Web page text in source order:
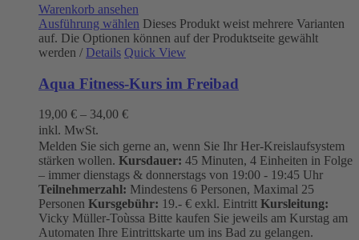
Warenkorb ansehen
Ausführung wählen Dieses Produkt weist mehrere Varianten
auf. Die Optionen können auf der Produktseite gewählt
werden / Details Quick View
Aqua Fitness-Kurs im Freibad
19,00 € – 34,00 €
inkl. MwSt.
Melden Sie sich gerne an, wenn Sie Ihr Her-Kreislaufsystem
stärken wollen. Kursdauer: 45 Minuten, 4 Einheiten in Folge
– immer dienstags & donnerstags von 19:00 - 19:45 Uhr
Teilnehmerzahl: Mindestens 6 Personen, Maximal 25
Personen Kursgebühr: 19.- € exkl. Eintritt Kursleitung:
Vicky Müller-Toùssa Bitte kaufen Sie jeweils am Kurstag am
Automaten Ihre Eintrittskarte um ins Bad zu gelangen.